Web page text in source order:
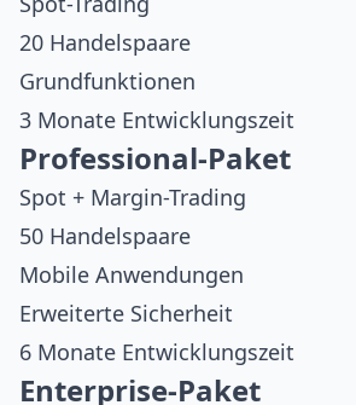
20 Handelspaare
Grundfunktionen
3 Monate Entwicklungszeit
Professional-Paket
Spot + Margin-Trading
50 Handelspaare
Mobile Anwendungen
Erweiterte Sicherheit
6 Monate Entwicklungszeit
Enterprise-Paket